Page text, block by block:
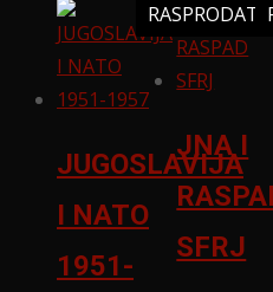
JUGOSLAVIJA
I NATO
1951-
RASPRODATO
JNA I
SFRJ